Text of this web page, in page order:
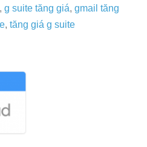
, g suite tăng giá, gmail tăng
, tăng giá g suite